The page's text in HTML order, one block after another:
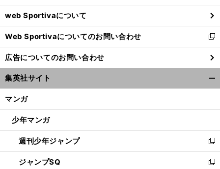
へ
ウ
で
開
く
web Sportivaについて
Web Sportivaについてのお問い合わせ
新
し
い
ウ
ィ
ン
ウ
開
く
広告についてのお問い合わせ
集英社サイト
マンガ
少年マンガ
週刊少年ジャンプ
新
し
い
ジャンプSQ
新